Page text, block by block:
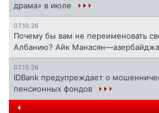
драма» в июле
07.10.26
Почему бы вам не переименовать
Албанию? Айк
07.10.26
IDBank предупреждает о
пенсионных фондов